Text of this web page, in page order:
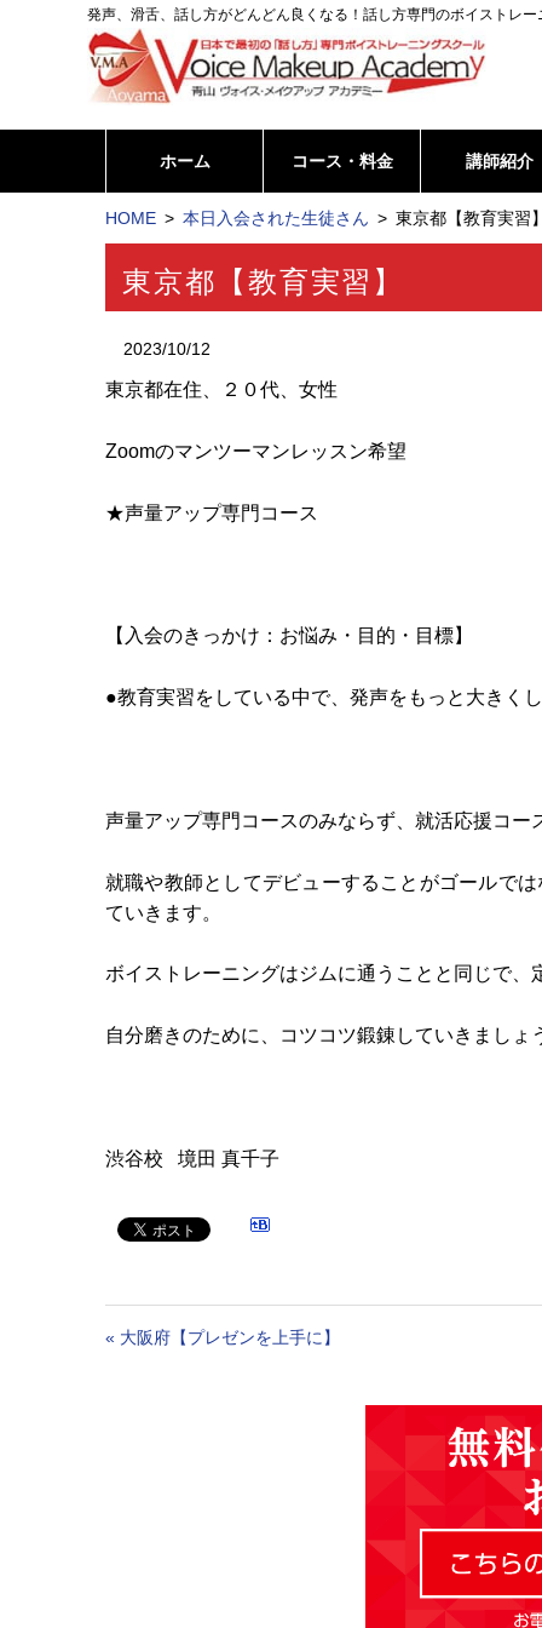
発声、滑舌、話し方がどんどん良くなる！話し方専門のボイストレー
ホーム コース・料金 講師紹介
HOME 本日入会された生徒さん 東京都【教育実習
東京都【教育実習】
2023/10/12
東京都在住、２０代、女性
Zoomのマンツーマンレッスン希望
★声量アップ専門コース
【入会のきっかけ：お悩み・目的・目標】
●教育実習をしている中で、発声をもっと大きく
声量アップ専門コースのみならず、就活応援コ
就職や教師としてデビューすることがゴールで
ていきます。
ボイストレーニングはジムに通うことと同じで
自分磨きのために、コツコツ鍛錬していきましょ
渋谷校 境田 真千子
« 大阪府【プレゼンを上手に】